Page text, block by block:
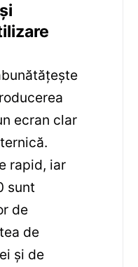
ecran clar
rapid, iar
sunt
de
de
și de